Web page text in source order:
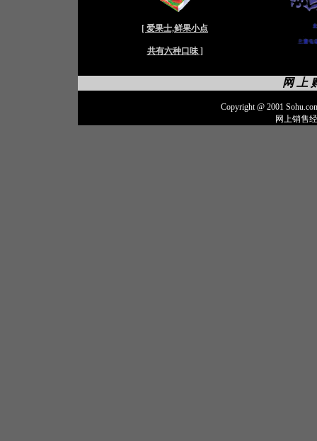
[ 爱果士,鲜果小点
共有六种口味 ]
网 上
Copyright @ 2001
网上销售